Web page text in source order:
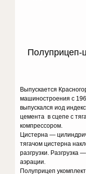
Выпускается
машиностроения с
выпускался иод
цемента в сцепе с
компрессором.
Цистерна —
тягачом цистерна
разгрузки. Разгрузка
аэрации.
Полуприцеп